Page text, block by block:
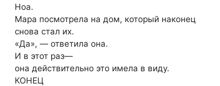
Ноа.
Мара посмотрела на дом, который наконец
снова стал их.
«Да», — ответила она.
И в этот раз—
она действительно это имела в виду.
КОНЕЦ